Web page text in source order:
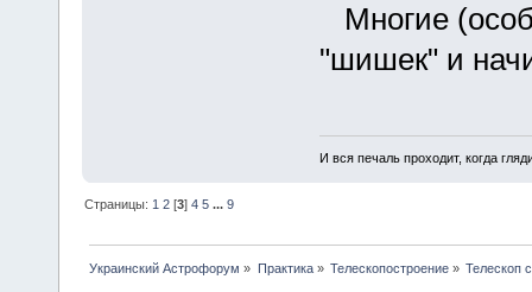
Многие
"шишек" и
И вся печаль проходит, когда
Страницы: 1 2 [3]4 5 ...9
Украинский Астрофорум » Практика» Телескопостроение» Телескоп